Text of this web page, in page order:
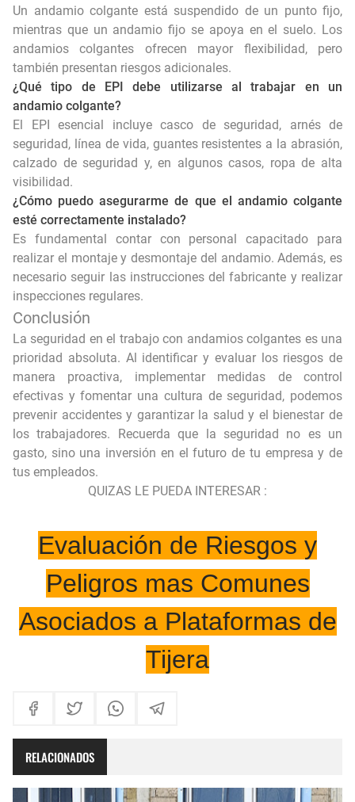
Un andamio colgante está suspendido de un punto fijo,
mientras que un andamio fijo se apoya en el suelo. Los
andamios colgantes ofrecen mayor flexibilidad, pero
también presentan riesgos adicionales.
¿Qué tipo de EPI debe utilizarse al trabajar en un
andamio colgante?
El EPI esencial incluye casco de seguridad, arnés de
seguridad, línea de vida, guantes resistentes a la abrasión,
calzado de seguridad y, en algunos casos, ropa de alta
visibilidad.
¿Cómo puedo asegurarme de que el andamio colgante
esté correctamente instalado?
Es fundamental contar con personal capacitado para
realizar el montaje y desmontaje del andamio. Además, es
necesario seguir las instrucciones del fabricante y realizar
inspecciones regulares.
Conclusión
La seguridad en el trabajo con andamios colgantes es una
prioridad absoluta. Al identificar y evaluar los riesgos de
manera proactiva, implementar medidas de control
efectivas y fomentar una cultura de seguridad, podemos
prevenir accidentes y garantizar la salud y el bienestar de
los trabajadores. Recuerda que la seguridad no es un
gasto, sino una inversión en el futuro de tu empresa y de
tus empleados.
QUIZAS LE PUEDA INTERESAR :
Evaluación de Riesgos y
Peligros mas Comunes
Asociados a Plataformas de
Tijera
RELACIONADOS